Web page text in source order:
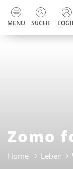
zur Startseite
Direkt zur
Direkt zum
Direkt zur
Direkt zum
MENÜ SUCHE
Zomo
Home Leben